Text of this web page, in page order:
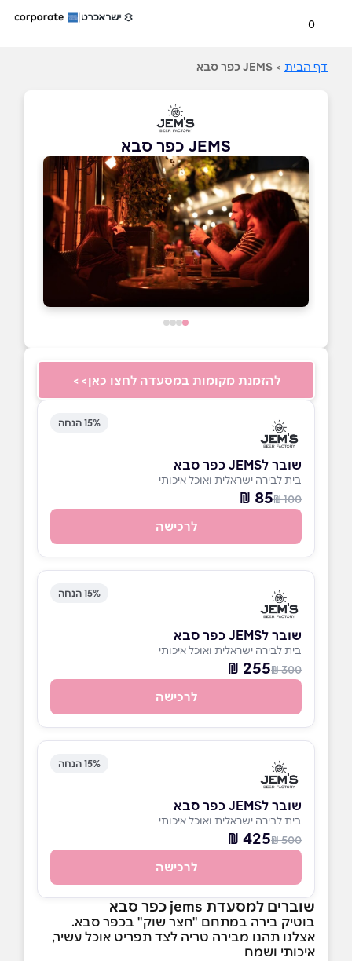
0
דף הבית > JEMS כפר סבא
JEMS כפר סבא
להזמנת מקומות במסעדה לחצו כאן>>
15% הנחה
שובר לJEMS כפר סבא
בית לבירה ישראלית ואוכל איכותי
100 ₪
85 ₪
לרכישה
15% הנחה
שובר לJEMS כפר סבא
בית לבירה ישראלית ואוכל איכותי
300 ₪
255 ₪
לרכישה
15% הנחה
שובר לJEMS כפר סבא
בית לבירה ישראלית ואוכל איכותי
500 ₪
425 ₪
לרכישה
שוברים למסעדת jems כפר סבא
בוטיק בירה במתחם "חצר שוק" בכפר סבא.
אצלנו תהנו מבירה טריה לצד תפריט אוכל עשיר,
איכותי ושמח